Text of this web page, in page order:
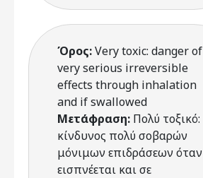
Όρος:Very toxic: danger of
very serious irreversible
effects through inhalation
and if swallowed
Μετάφραση: Πολύ τοξικό:
κίνδυνος πολύ σοβαρών
μόνιμων επιδράσεων όταν
εισπνέεται και σε